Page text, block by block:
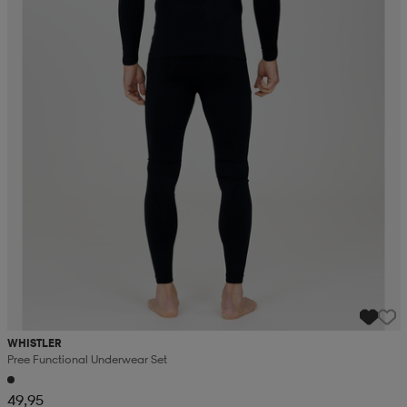
WHISTLER
Pree Functional Underwear Set
49,95